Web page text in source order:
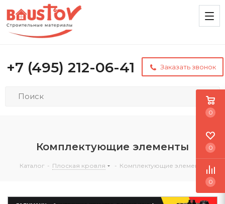
+7 (495) 212-06-41 Заказать звонок
Комплектующие элементы
Каталог - Плоская кровля - Комплектующие элементы
0
0
0